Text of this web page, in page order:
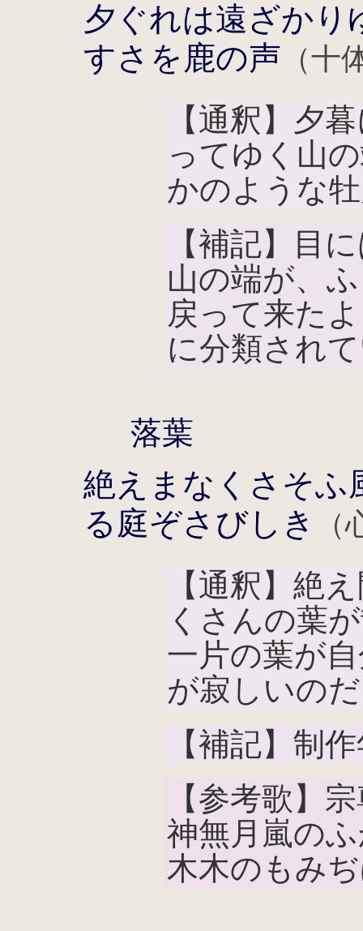
夕ぐれは遠ざかり
すさを鹿の声 （十
【通釈】夕
ってゆく山
かのような
【補記】目
山の端が、
戻って来た
に分類され
落葉
絶えまなくさそふ
る庭ぞさびしき
【通釈】絶
くさんの葉
一片の葉が
が寂しいの
【補記】制
【参考歌】
神無月嵐の
木木のもみ